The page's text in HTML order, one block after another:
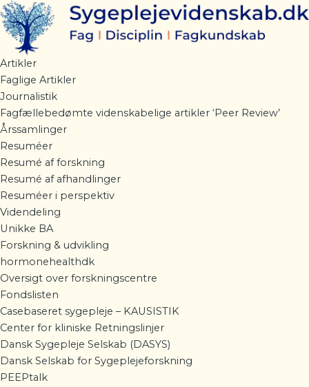
Gå
til
indholdet
Artikler
Faglige Artikler
Journalistik
Fagfællebedømte videnskabelige artikler ‘Peer Review’
Årssamlinger
Resuméer
Resumé af forskning
Resumé af afhandlinger
Resuméer i perspektiv
Videndeling
Unikke BA
Forskning & udvikling
hormonehealthdk
Oversigt over forskningscentre
Fondslisten
Casebaseret sygepleje – KAUSISTIK
Center for kliniske Retningslinjer
Dansk Sygepleje Selskab (DASYS)
Dansk Selskab for Sygeplejeforskning
PEEPtalk